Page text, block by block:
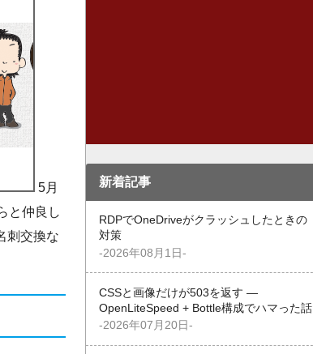
5月
と仲良し
刺交換な
新着記事
RDPでOneDriveがクラッシュしたときの
対策
-2026年08月1日-
CSSと画像だけが503を返す —
OpenLiteSpeed + Bottle構成でハマった話
-2026年07月20日-